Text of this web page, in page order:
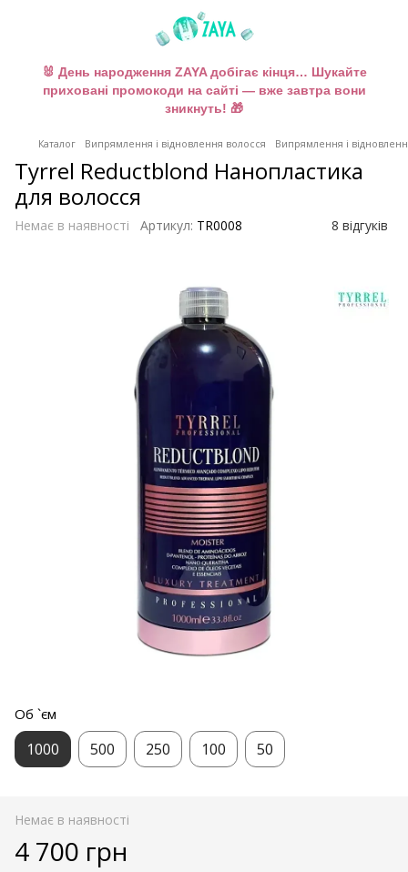
🐰 День народження ZAYA добігає кінця… Шукайте
приховані промокоди на сайті — вже завтра вони
зникнуть! 🎁
Каталог Випрямлення і відновлення волосся Випрямлення і
Tyrrel Reductblond Нанопластика
для волосся
Немає в наявності Артикул: TR0008 8 відгуків
Об `єм
1000 500 250 100 50
Немає в наявності
4 700 грн